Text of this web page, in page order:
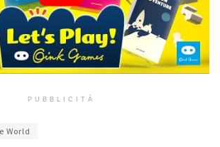
PUBBLICITÀ
World